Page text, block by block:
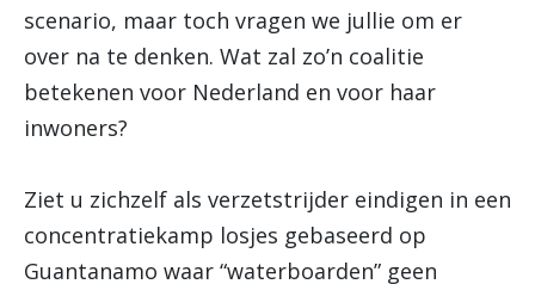
scenario, maar toch vragen we jullie om er
over na te denken. Wat zal zo’n coalitie
betekenen voor Nederland en voor haar
inwoners?
Ziet u zichzelf als verzetstrijder eindigen in een
concentratiekamp losjes gebaseerd op
Guantanamo waar “waterboarden” geen